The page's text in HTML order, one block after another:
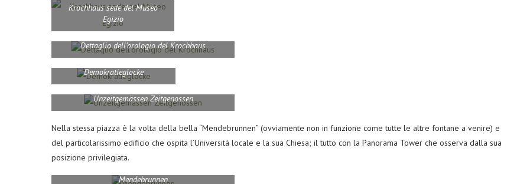
Krochhaus sede del Museo
Egizio
Dettaglio dell’orologio del Krochhaus
Demokratieglocke
Unzeitgemässen Zeitgenossen
Nella stessa piazza è la volta della bella “Mendebrunnen” (ovviamente non in funzione come tutte le altre fontane a venire) e
del particolarissimo edificio che ospita l’Università locale e la sua Chiesa; il tutto con la Panorama Tower che osserva dalla sua
posizione privilegiata.
Mendebrunnen